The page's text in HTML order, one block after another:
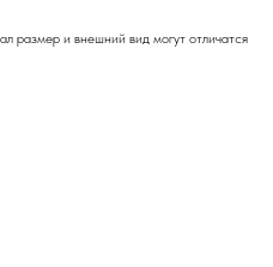
размер и внешний вид могут отличатся